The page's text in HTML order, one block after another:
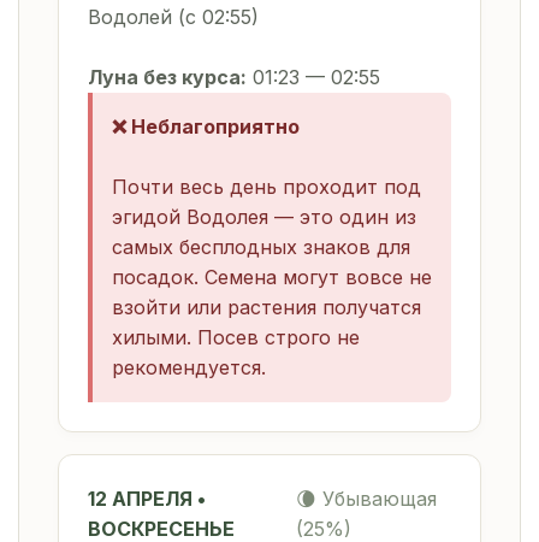
Водолей (с 02:55)
Луна без курса: 01:23 — 02:55
❌ Неблагоприятно
Почти весь день проходит под
эгидой Водолея — это один из
самых бесплодных знаков для
посадок. Семена могут вовсе не
взойти или растения получатся
хилыми. Посев строго не
рекомендуется.
12 АПРЕЛЯ •
ВОСКРЕСЕНЬЕ
🌘 Убывающая
(25%)